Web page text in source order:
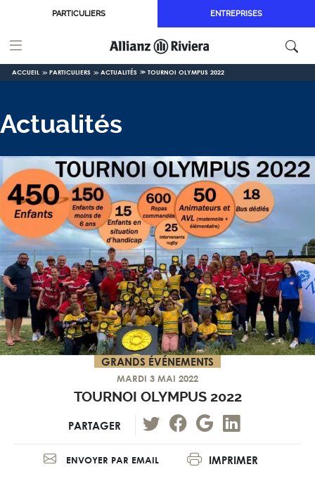
Aller au contenu principal
PARTICULIERS ENTREPRISES
ACCUEIL PARTICULIERS ACTUALITÉS TOURNOI OLYMPUS 2022
Actualités
GRANDS ÉVÉNEMENTS
MARDI 3 MAI 2022
TOURNOI OLYMPUS 2022
PARTAGER
ENVOYER PAR EMAIL IMPRIMER